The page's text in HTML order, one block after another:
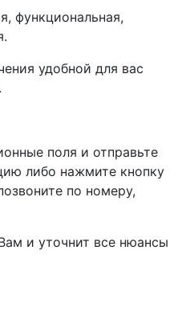
функциональная,
удобной для вас
поля и отправьте
либо нажмите кнопку
по номеру,
и уточнит все нюансы